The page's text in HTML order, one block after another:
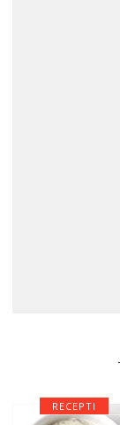
RECEPTI